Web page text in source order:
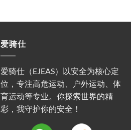
爱骑仕
爱骑仕（EJEAS）以安全为核心定
位，专注高危运动、户外运动、体
育运动等专业。你探索世界的精
彩，我守护你的安全！